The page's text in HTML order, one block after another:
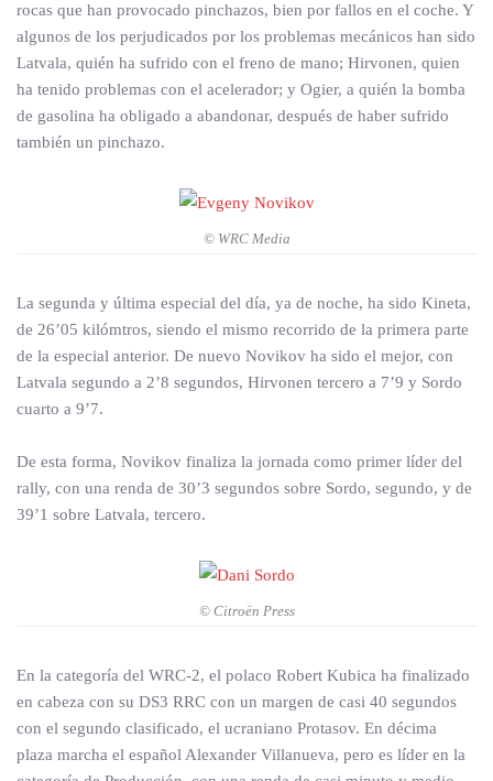
rocas que han provocado pinchazos, bien por fallos en el coche. Y
algunos de los perjudicados por los problemas mecánicos han sido
Latvala, quién ha sufrido con el freno de mano; Hirvonen, quien
ha tenido problemas con el acelerador; y Ogier, a quién la bomba
de gasolina ha obligado a abandonar, después de haber sufrido
también un pinchazo.
© WRC Media
La segunda y última especial del día, ya de noche, ha sido Kineta,
de 26’05 kilómtros, siendo el mismo recorrido de la primera parte
de la especial anterior. De nuevo Novikov ha sido el mejor, con
Latvala segundo a 2’8 segundos, Hirvonen tercero a 7’9 y Sordo
cuarto a 9’7.
De esta forma, Novikov finaliza la jornada como primer líder del
rally, con una renda de 30’3 segundos sobre Sordo, segundo, y de
39’1 sobre Latvala, tercero.
© Citroën Press
En la categoría del WRC-2, el polaco Robert Kubica ha finalizado
en cabeza con su DS3 RRC con un margen de casi 40 segundos
con el segundo clasificado, el ucraniano Protasov. En décima
plaza marcha el español Alexander Villanueva, pero es líder en la